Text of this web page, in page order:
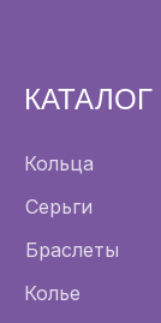
КАТАЛОГ
Кольца
Серьги
Браслеты
Колье